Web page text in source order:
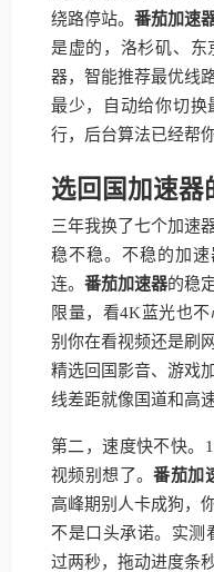
绕路停站。番茄加速
是虚的，洛杉矶、东
器，智能推荐最优线
最少，自动给你切换
行，后台算法已经帮
选回国加速器
三年我换了七个加速
稳不稳。不稳的加
连。番茄加速器的稳
限量，看4K蓝光也
别你在看视频还是刷
精选回国影音、游戏
线差距就像国道和高
第二，速度快不快。
视频别想了。番茄加
高峰期别人卡成狗，
不是口头承诺。实测
过两秒，拖动进度条